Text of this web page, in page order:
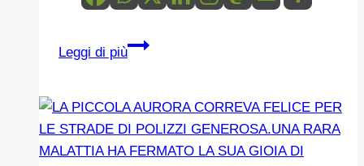
Leggi di più
IL
BORGHI
SALUTA
IL